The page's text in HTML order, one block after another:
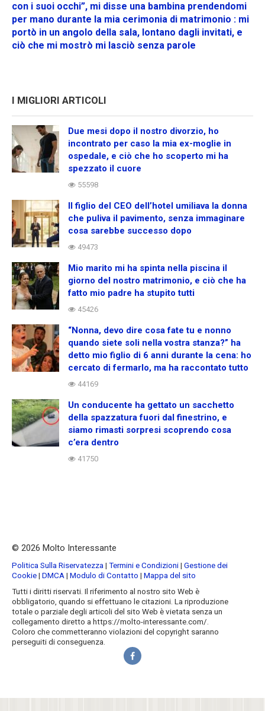
con i suoi occhi”, mi disse una bambina prendendomi
per mano durante la mia cerimonia di matrimonio : mi
portò in un angolo della sala, lontano dagli invitati, e
ciò che mi mostrò mi lasciò senza parole
I MIGLIORI ARTICOLI
Due mesi dopo il nostro divorzio, ho
incontrato per caso la mia ex-moglie in
ospedale, e ciò che ho scoperto mi ha
spezzato il cuore
55598
Il figlio del CEO dell’hotel umiliava la donna
che puliva il pavimento, senza immaginare
cosa sarebbe successo dopo
49473
Mio marito mi ha spinta nella piscina il
giorno del nostro matrimonio, e ciò che ha
fatto mio padre ha stupito tutti
45426
“Nonna, devo dire cosa fate tu e nonno
quando siete soli nella vostra stanza?” ha
detto mio figlio di 6 anni durante la cena: ho
cercato di fermarlo, ma ha raccontato tutto
44169
Un conducente ha gettato un sacchetto
della spazzatura fuori dal finestrino, e
siamo rimasti sorpresi scoprendo cosa
c’era dentro
41750
© 2026 Molto Interessante
Politica Sulla Riservatezza| Termini e Condizioni| Gestione dei
Cookie| DMCA| Modulo di Contatto | Mappa del sito
Tutti i diritti riservati. Il riferimento al nostro sito Web è
obbligatorio, quando si effettuano le citazioni. La riproduzione
totale o parziale degli articoli del sito Web è vietata senza un
collegamento diretto a https://molto-interessante.com/.
Coloro che commetteranno violazioni del copyright saranno
perseguiti di conseguenza.